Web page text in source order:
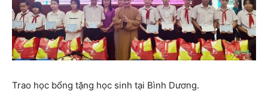
Trao học bổng tặng học sinh tại Bình Dương.